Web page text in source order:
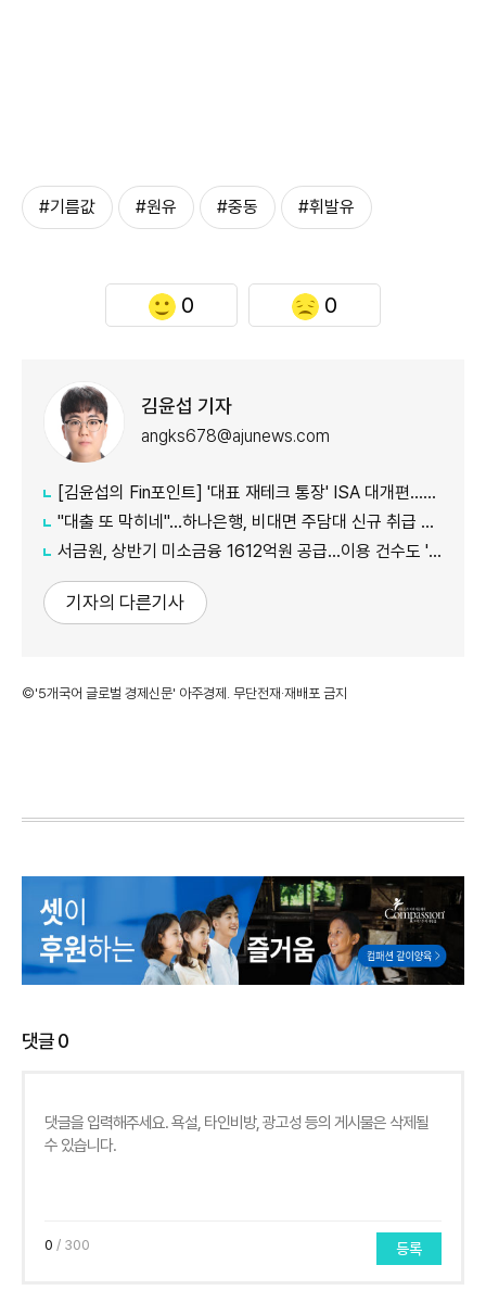
#기름값 #원유 #중동 #휘발유
0 0
김윤섭 기자
angks678@ajunews.com
[김윤섭의 Fin포인트] '대표 재테크 통장' ISA 대개편…나에게 맞는 전략은?
"대출 또 막히네"…하나은행, 비대면 주담대 신규 취급 중단
서금원, 상반기 미소금융 1612억원 공급…이용 건수도 '역대 최대'
기자의 다른기사
©'5개국어 글로벌 경제신문' 아주경제. 무단전재·재배포 금지
댓글0
0 / 300 등록